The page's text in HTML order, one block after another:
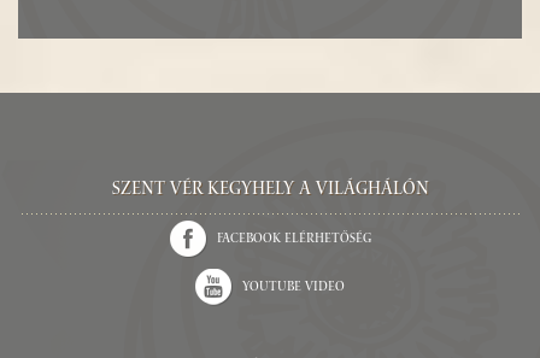
Szent Vér kegyhely a világhálón
Facebook elérhetőség
Youtube video